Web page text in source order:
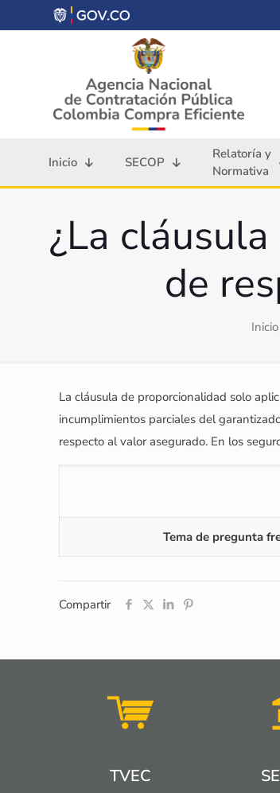
Inicio SECOP
Relatoría y
Normativa
¿La
de
Inicio
La cláusula de proporcionalidad solo
incumplimientos parciales del
respecto al valor asegurado. En los
Tema de pregunta
Compartir
TVEC